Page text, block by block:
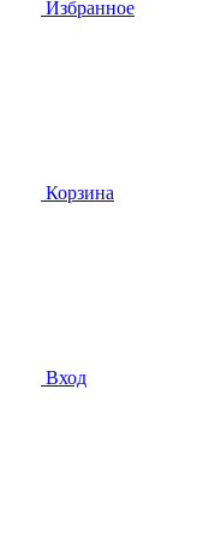
Избранное
Корзина
Вход